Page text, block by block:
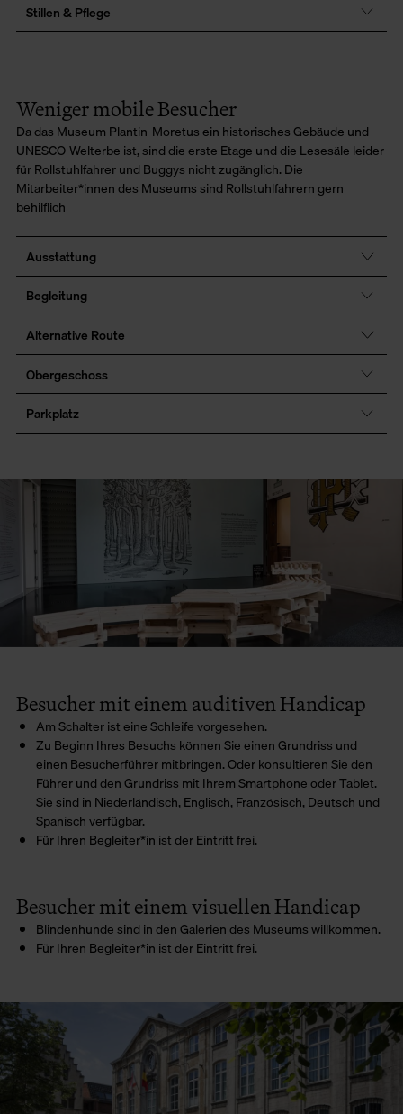
Stillen & Pflege
Weniger mobile Besucher
Da das Museum Plantin-Moretus ein historisches Gebäude und
UNESCO-Welterbe ist, sind die erste Etage und die Lesesäle leider
für Rollstuhlfahrer und Buggys nicht zugänglich. Die
Mitarbeiter*innen des Museums sind Rollstuhlfahrern gern
behilflich
Ausstattung
Begleitung
Alternative Route
Obergeschoss
Parkplatz
Besucher mit einem auditiven Handicap
Am Schalter ist eine Schleife vorgesehen.
Zu Beginn Ihres Besuchs können Sie einen Grundriss und
einen Besucherführer mitbringen. Oder konsultieren Sie den
Führer und den Grundriss mit Ihrem Smartphone oder Tablet.
Sie sind in Niederländisch, Englisch, Französisch, Deutsch und
Spanisch verfügbar.
Für Ihren Begleiter*in ist der Eintritt frei.
Besucher mit einem visuellen Handicap
Blindenhunde sind in den Galerien des Museums willkommen.
Für Ihren Begleiter*in ist der Eintritt frei.